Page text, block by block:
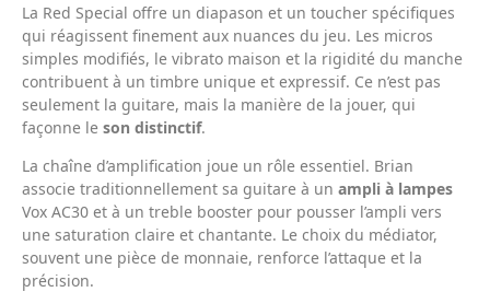
La Red Special offre un diapason et un toucher spécifiques
qui réagissent finement aux nuances du jeu. Les micros
simples modifiés, le vibrato maison et la rigidité du manche
contribuent à un timbre unique et expressif. Ce n’est pas
seulement la guitare, mais la manière de la jouer, qui
façonne le son distinctif.
La chaîne d’amplification joue un rôle essentiel. Brian
associe traditionnellement sa guitare à un ampli à lampes
Vox AC30 et à un treble booster pour pousser l’ampli vers
une saturation claire et chantante. Le choix du médiator,
souvent une pièce de monnaie, renforce l’attaque et la
précision.